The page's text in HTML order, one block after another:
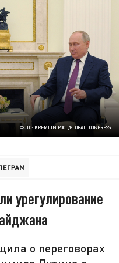
ФОТО: KREMLIN POOL/GLOBALLOOKPRESS
урегулирование
о переговорах